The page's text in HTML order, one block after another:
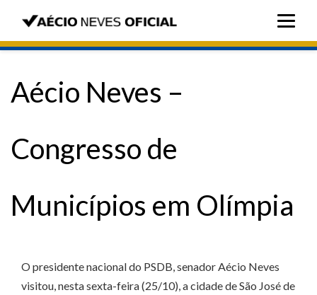
Aécio Neves –
Congresso de
Municípios em Olímpia
O presidente nacional do PSDB, senador Aécio Neves
visitou, nesta sexta-feira (25/10), a cidade de São José de